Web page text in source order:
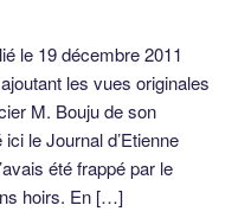
le 19 décembre 2011
les vues originales
M. Bouju de son
le Journal d’Etienne
été frappé par le
hoirs. En […]